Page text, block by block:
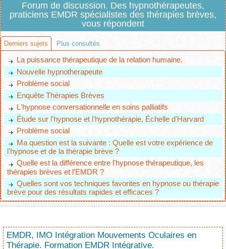
Forum de discussion. Des hypnothérapeutes,
praticiens EMDR spécialistes des thérapies brèves,
vous répondent
Derniers sujets Plus consultés
La puissance thérapeutique de la relation humaine.
Nouvelle hypnotherapeute
Problème social
Enquête Thérapies Brèves
L'hypnose conversationnelle en soins palliatifs
Étude sur l'hypnose et l'hypnothérapie, Échelle d'Harvard
Problème social
Ma question est la suivante : Quelle est votre expérience de
l'hypnose et de la thérapie brève ?
Quelle est la différence entre l'hypnose thérapeutique, les
thérapies brèves et l'EMDR ?
Quelles sont vos techniques favorites en hypnose ou thérapie
brève pour des résultats rapides et efficaces ?
EMDR, IMO Intégration Mouvements Oculaires en
Thérapie. Formation EMDR Intégrative.